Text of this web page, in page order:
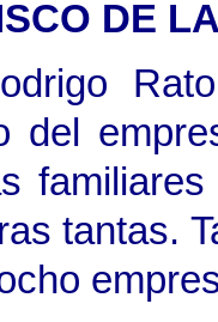
DE
del
tantas.